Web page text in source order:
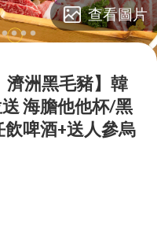
lens lens lens lens
查看圖片
濟洲黑毛豬】韓
海膽他他杯/黑
啤酒+送人參烏